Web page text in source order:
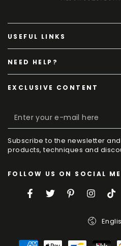
USEFUL LINKS
NEED HELP?
EXCLUSIVE CONTENT
Enter
your
e-
here
Subscribe to the newsletter
products, techniques and
FOLLOW US ON SOCIAL
FacebookTwitterPinterest
Language